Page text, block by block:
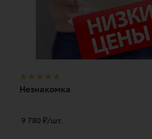
Незнакомка
9 780 ₽/шт.